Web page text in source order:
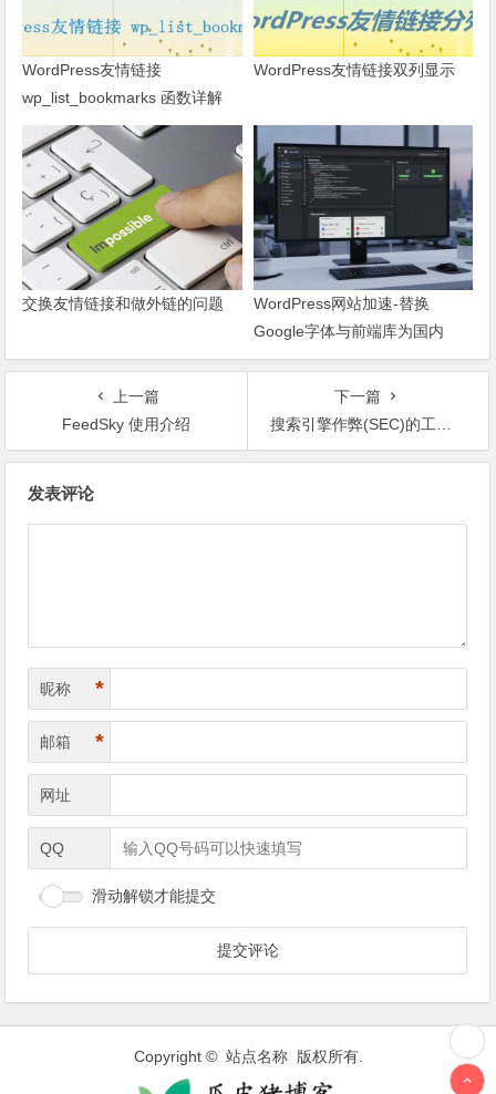
WordPress友情链接
wp_list_bookmarks 函数详解
WordPress友情链接双列显示
交换友情链接和做外链的问题
WordPress网站加速-替换
Google字体与前端库为国内
CDN镜像
上一篇
FeedSky 使用介绍
下一篇
搜索引擎作弊(SEC)的工作原理
发表评论
昵称 *
邮箱 *
网址
QQ
滑动解锁才能提交
Copyright © 站点名称 版权所有.